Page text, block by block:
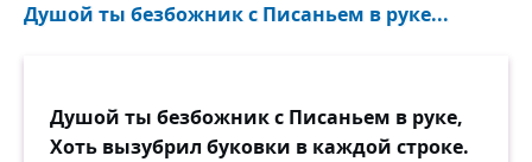
Душой ты безбожник с Писаньем в руке...
Душой ты безбожник с Писаньем в руке,
Хоть вызубрил буковки в каждой строке.